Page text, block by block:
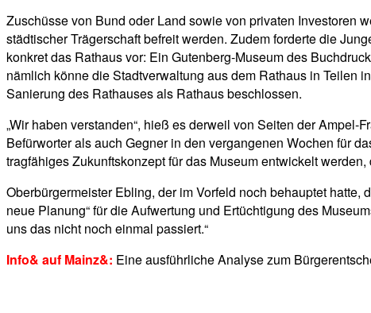
Zuschüsse von Bund oder Land sowie von privaten Investoren
städtischer Trägerschaft befreit werden. Zudem forderte die
konkret das Rathaus vor: Ein Gutenberg-Museum des
nämlich könne die Stadtverwaltung aus dem Rathaus in Teilen
Sanierung des Rathauses als Rathaus beschlossen.
„Wir haben verstanden“, hieß es derweil von Seiten der Ampel-
Befürworter als auch Gegner in den vergangenen Wochen für
tragfähiges Zukunftskonzept für das Museum entwickelt
Oberbürgermeister Ebling, der im Vorfeld noch behauptet hatte,
neue Planung“ für die Aufwertung und Ertüchtigung des
uns das nicht noch einmal passiert.“
Info& auf Mainz&: Eine ausführliche Analyse zum